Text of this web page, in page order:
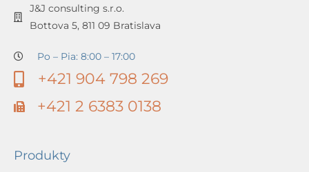
J&J consulting s.r.o.
Bottova 5, 811 09 Bratislava
Po – Pia: 8:00 – 17:00
+421 904 798 269
+421 2 6383 0138
Produkty